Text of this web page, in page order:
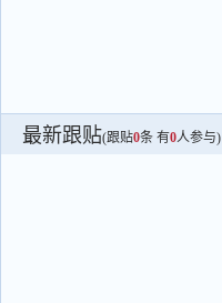
最新跟贴(跟贴0条 有0人参与)